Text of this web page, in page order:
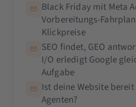
Black Friday mit Meta
Vorbereitungs-
Klickpreise
SEO findet, GEO
I/O erledigt Google
Aufgabe
Ist deine Website
Agenten?